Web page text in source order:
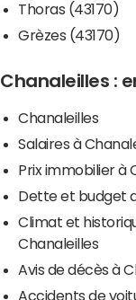
Thoras (43170)
Grèzes (43170)
Chanaleilles :
Chanaleilles
Salaires à
Prix immobilier à
Dette et budget
Climat et
Chanaleilles
Avis de décès à
Accidents de